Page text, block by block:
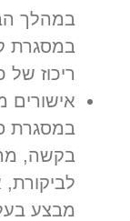
במהלך
במסגרת
ריכוז
אישורים
במסגרת
בקשה,
לביקורת,
מבצע